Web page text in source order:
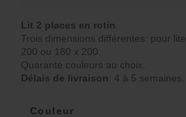
Lit 2 places en rotin
Trois dimensions différentes: pour
200 ou 180 x 200.
Quarante couleurs au choix.
Délais de livraison
: 4 à 5 semaines.
Couleur